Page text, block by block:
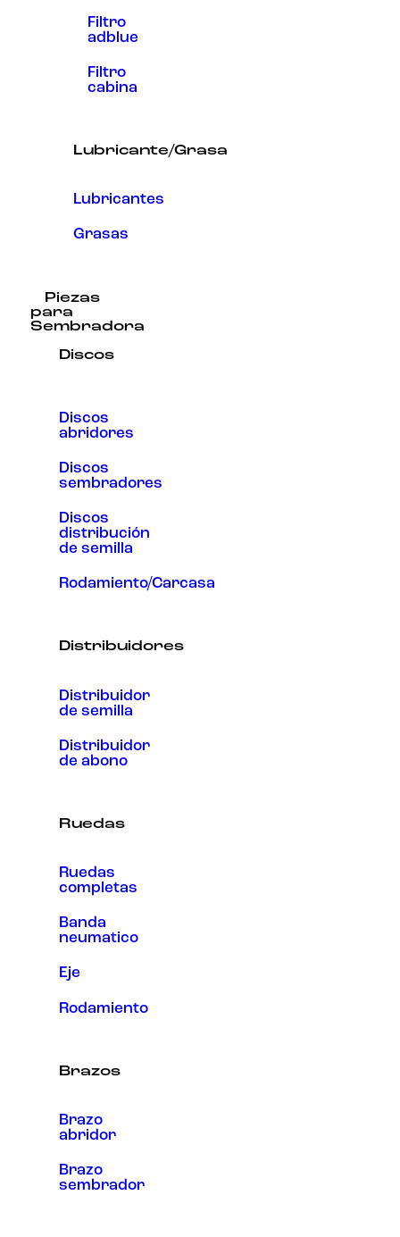
Filtro
adblue
Filtro
cabina
Lubricante/Grasa
Lubricantes
Grasas
Piezas
para
Sembradora
Discos
Discos
abridores
Discos
sembradores
Discos
distribución
de semilla
Rodamiento/Carcasa
Distribuidores
Distribuidor
de semilla
Distribuidor
de abono
Ruedas
Ruedas
completas
Banda
neumatico
Eje
Rodamiento
Brazos
Brazo
abridor
Brazo
sembrador